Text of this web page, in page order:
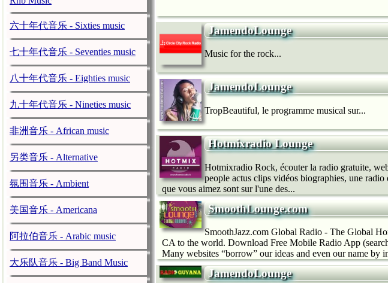
六十年代音乐 - Sixties music
七十年代音乐 - Seventies music
八十年代音乐 - Eighties music
九十年代音乐 - Nineties music
非洲音乐 - African music
另类音乐 - Alternative
氛围音乐 - Ambient
美国音乐 - Americana
阿拉伯音乐 - Arabic music
大乐队音乐 - Big Band Music
JamendoLounge
Music for the rock...
JamendoLounge
TropBeautiful, le programme musical sur...
Hotmixradio Lounge
Hotmixradio Rock, écouter la radio gratuite,
people actus clips vidéos biographies, une
que vous aimez sont sur l'une des...
SmoothLounge.com
SmoothJazz.com Global Radio - The Global
CA to the world. Download Free Mobile Radio App
Many websites “borrow” our ideas and even our name by
JamendoLounge